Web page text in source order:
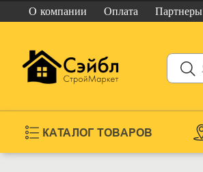
О компании Оплата Партнеры
КАТАЛОГ ТОВАРОВ